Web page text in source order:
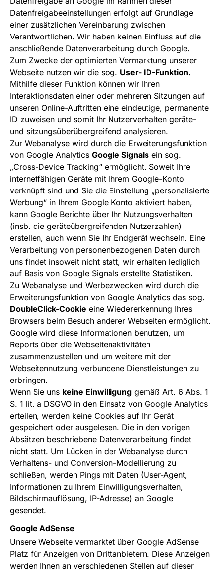
Datenfreigabeeinstellungen erfolgt auf Grundlage
einer zusätzlichen Vereinbarung zwischen
Verantwortlichen. Wir haben keinen Einfluss auf die
anschließende Datenverarbeitung durch Google.
Zum Zwecke der optimierten Vermarktung unserer
Webseite nutzen wir die sog. User- ID-Funktion.
Mithilfe dieser Funktion können wir Ihren
Interaktionsdaten einer oder mehreren Sitzungen auf
unseren Online-Auftritten eine eindeutige, permanente
ID zuweisen und somit Ihr Nutzerverhalten geräte-
und sitzungsüberübergreifend analysieren.
Zur Webanalyse wird durch die Erweiterungsfunktion
von Google Analytics Google Signals ein sog.
„Cross-Device Tracking“ ermöglicht. Soweit Ihre
internetfähigen Geräte mit Ihrem Google-Konto
verknüpft sind und Sie die Einstellung „personalisierte
Werbung“ in Ihrem Google Konto aktiviert haben,
kann Google Berichte über Ihr Nutzungsverhalten
(insb. die geräteübergreifenden Nutzerzahlen)
erstellen, auch wenn Sie Ihr Endgerät wechseln. Eine
Verarbeitung von personenbezogenen Daten durch
uns findet insoweit nicht statt, wir erhalten lediglich
auf Basis von Google Signals erstellte Statistiken.
Zu Webanalyse und Werbezwecken wird durch die
Erweiterungsfunktion von Google Analytics das sog.
DoubleClick-Cookie eine Wiedererkennung Ihres
Browsers beim Besuch anderer Webseiten ermöglicht.
Google wird diese Informationen benutzen, um
Reports über die Webseitenaktivitäten
zusammenzustellen und um weitere mit der
Webseitennutzung verbundene Dienstleistungen zu
erbringen.
Wenn Sie uns keine Einwilligung gemäß Art. 6 Abs. 1
S. 1 lit. a DSGVO in den Einsatz von Google Analytics
erteilen, werden keine Cookies auf Ihr Gerät
gespeichert oder ausgelesen. Die in den vorigen
Absätzen beschriebene Datenverarbeitung findet
nicht statt. Um Lücken in der Webanalyse durch
Verhaltens- und Conversion-Modellierung zu
schließen, werden Pings mit Daten (User-Agent,
Informationen zu Ihrem Einwilligungsverhalten,
Bildschirmauflösung, IP-Adresse) an Google
gesendet.
Google AdSense
Unsere Webseite vermarktet über Google AdSense
Platz für Anzeigen von Drittanbietern. Diese Anzeigen
werden Ihnen an verschiedenen Stellen auf dieser